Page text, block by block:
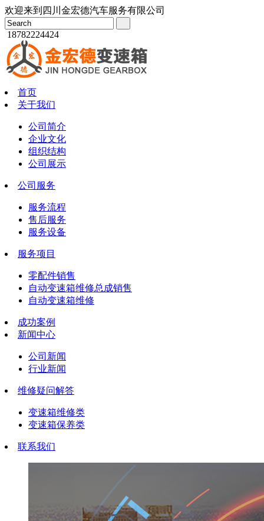
欢迎来到四川金宏德汽车服务有限公司
18782224424
首页
关于我们
公司简介
企业文化
组织结构
公司展示
公司服务
服务流程
售后服务
服务设备
服务项目
零配件销售
自动变速箱维修总成销售
自动变速箱维修
成功案例
新闻中心
公司新闻
行业新闻
维修疑问解答
变速箱维修类
变速箱保养类
联系我们